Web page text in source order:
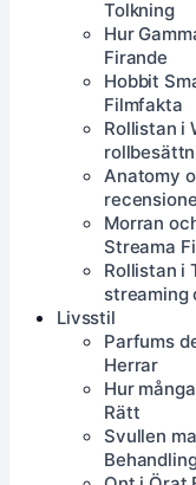
Tolkning
Hur
Firande
Hobbit
Filmfakta
Rollistan i
Anatomy
Morran
Streama
Rollistan i
streaming
Livsstil
Parfums
Herrar
Hur
Rätt
Svullen